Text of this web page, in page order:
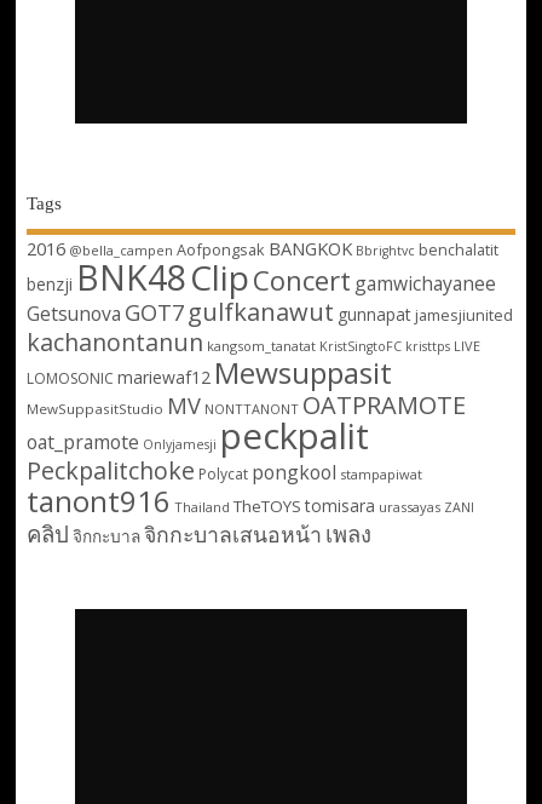
Tags
2016 @bella_campen Aofpongsak BANGKOK Bbrightvc benchalatit
benzji BNK48ClipConcert gamwichayanee
Getsunova GOT7 gulfkanawut gunnapat jamesjiunited
kachanontanun kangsom_tanatat KristSingtoFC kristtps LIVE
LOMOSONIC mariewaf12 Mewsuppasit
MewSuppasitStudio MV NONTTANONT OATPRAMOTE
oat_pramote Onlyjamesji peckpalit
Peckpalitchoke Polycat pongkool stampapiwat
tanont916 Thailand TheTOYS tomisara urassayas ZANI
คลิป จิกกะบาลจิกกะบาลเสนอหน้า เพลง